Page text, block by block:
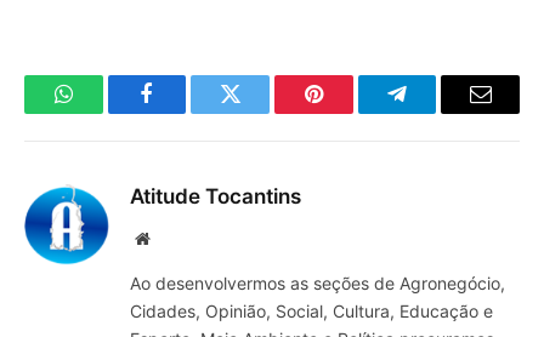
WhatsAppFacebookTwitter Pinterest TelegramaE-
Atitude Tocantins
Site
Ao desenvolvermos as seções de Agronegócio,
Cidades, Opinião, Social, Cultura, Educação e